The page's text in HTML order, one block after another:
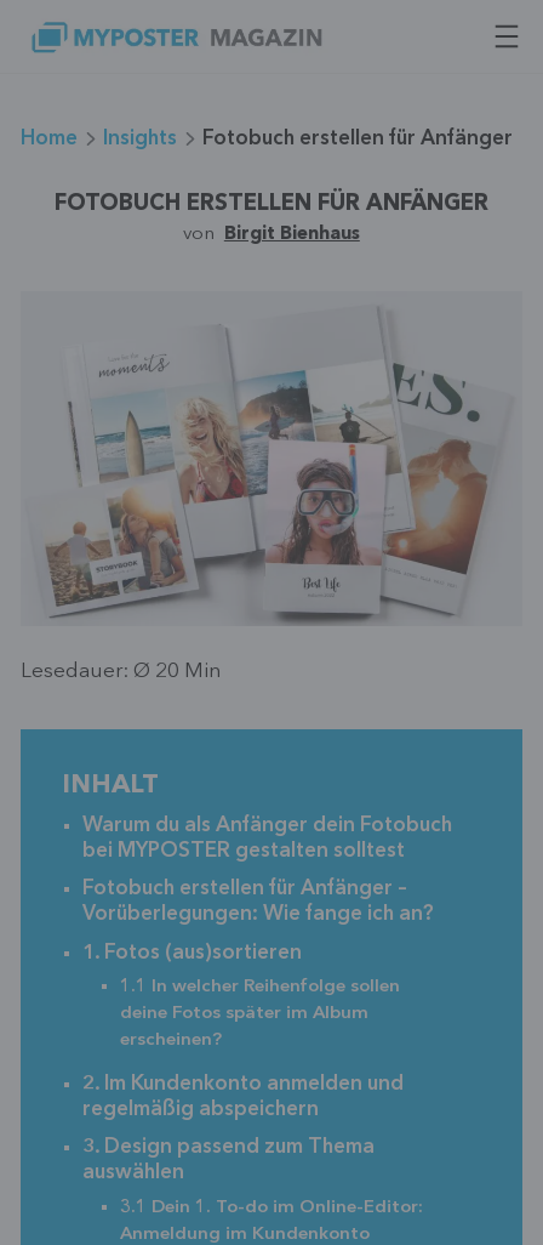
Inhalt
springen
Home Insights Fotobuch erstellen für Anfänger
FOTOBUCH ERSTELLEN FÜR ANFÄNGER
von Birgit Bienhaus
Lesedauer: Ø 20 Min
INHALT
Warum du als Anfänger dein Fotobuch
bei MYPOSTER gestalten solltest
Fotobuch erstellen für Anfänger –
Vorüberlegungen: Wie fange ich an?
1. Fotos (aus)sortieren
1.1 In welcher Reihenfolge sollen
deine Fotos später im Album
erscheinen?
2. Im Kundenkonto anmelden und
regelmäßig abspeichern
3. Design passend zum Thema
auswählen
3.1 Dein 1. To-do im Online-Editor:
Anmeldung im Kundenkonto